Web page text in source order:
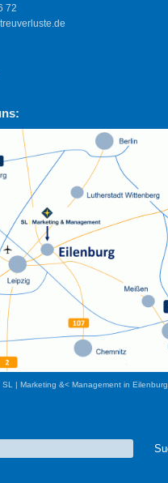
72
| Marketing &< Management in Eilenburg